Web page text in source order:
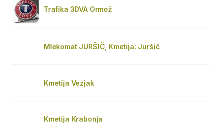
Trafika 3DVA Ormož
Mlekomat JURŠIČ, Kmetija: Juršič
Kmetija Vezjak
Kmetija Krabonja